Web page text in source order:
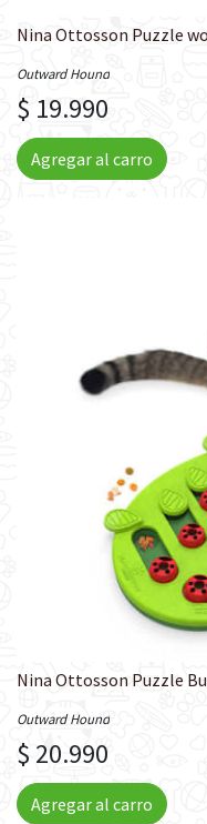
Outward Hound
$ 19.990
Agregar al carro
Nina Ottosson Puzzle
Outward Hound
$ 20.990
Agregar al carro